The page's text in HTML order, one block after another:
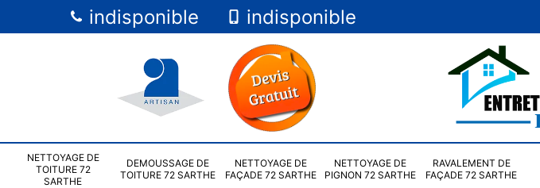
indisponible indisponible
NETTOYAGE DE
TOITURE 72
SARTHE
DEMOUSSAGE DE
TOITURE 72 SARTHE
NETTOYAGE DE
FAÇADE 72 SARTHE
NETTOYAGE DE
PIGNON 72 SARTHE
RAVALEMENT DE
FAÇADE 72 SARTHE